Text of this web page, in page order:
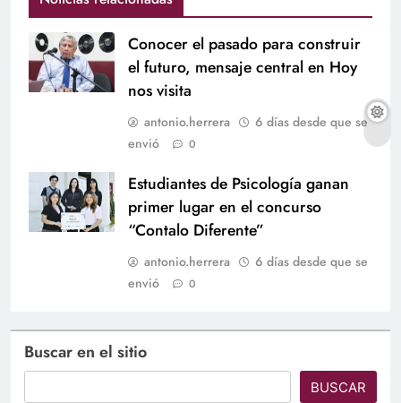
Conocer el pasado para construir
el futuro, mensaje central en Hoy
nos visita
antonio.herrera
6 días desde que se
envió
0
Estudiantes de Psicología ganan
primer lugar en el concurso
“Contalo Diferente”
antonio.herrera
6 días desde que se
envió
0
Buscar en el sitio
BUSCAR